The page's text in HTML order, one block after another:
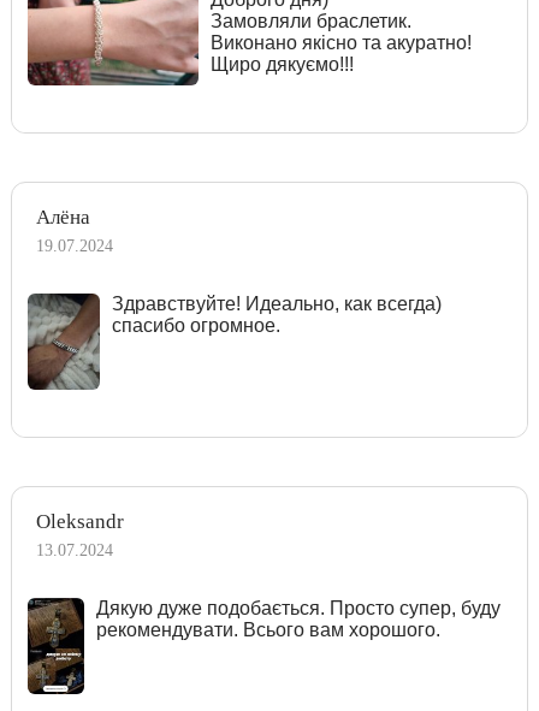
Замовляли браслетик.
Виконано якісно та акуратно!
Щиро дякуємо!!!
Алёна
19.07.2024
Здравствуйте! Идеально, как всегда)
спасибо огромное.
Oleksandr
13.07.2024
Дякую дуже подобається. Просто супер, буду
рекомендувати. Всього вам хорошого.